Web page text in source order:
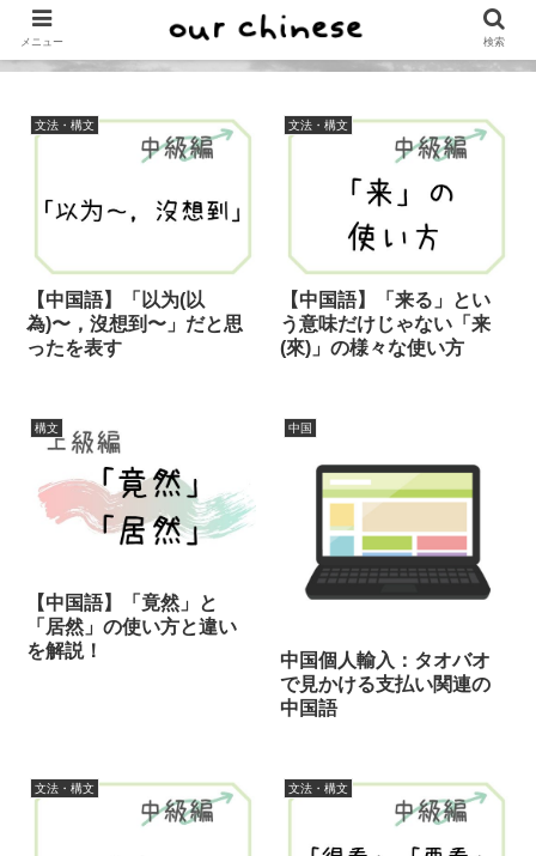
文法・構文
【中国語】「以为(以
為)〜，沒想到〜」だと思
ったを表す
文法・構文
【中国語】「来る」とい
う意味だけじゃない「来
(來)」の様々な使い方
構文
【中国語】「竟然」と
「居然」の使い方と違い
を解説！
中国
中国個人輸入：タオバオ
で見かける支払い関連の
中国語
文法・構文 文法・構文
メニュー 検索